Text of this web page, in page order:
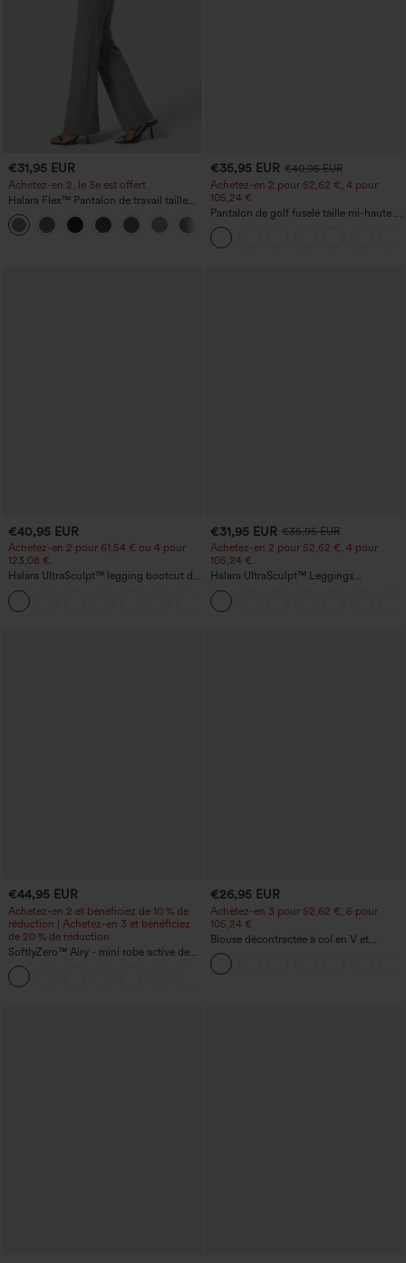
€31,95 EUR
Achetez-en 2, le 3e est offert
Halara Flex™ Pantalon de travail taille
haute avec poche latérale arrière et
légère coupe évasée
€35,95 EUR €40,95 EUR
Achetez-en 2 pour 52,62 €, 4 pour
105,24 €
Pantalon de golf fuselé taille mi-haute à
cordon, ourlet incurvé, séchage rapide,
avec poches — UPF40+
€40,95 EUR
Achetez-en 2 pour 61,54 € ou 4 pour
123,08 €.
Halara UltraSculpt™ legging bootcut de
yoga taille haute — fronces liftantes au
niveau des fesses, maintien du ventre,
poche, effet sculptant
€31,95 EUR €35,95 EUR
Achetez-en 2 pour 52,62 €, 4 pour
105,24 €
Halara UltraSculpt™ Leggings
d'entraînement sculptants taille haute,
effet ventre plat, avec poche
€44,95 EUR
Achetez-en 2 et bénéficiez de 10 % de
réduction | Achetez-en 3 et bénéficiez
de 20 % de réduction
SoftlyZero™ Airy - mini robe active de
danse 2-en-1 à effet "Cool Touch" avec
poches — Édition Easy Peezy —
Longueur allongée
€26,95 EUR
Achetez-en 3 pour 52,62 €, 6 pour
105,24 €
Blouse décontractée à col en V et
manches courtes bouffantes